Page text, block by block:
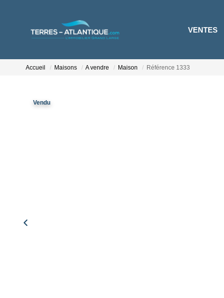
VENTES
Accueil Maisons A vendre Maison Référence 1333
Vendu